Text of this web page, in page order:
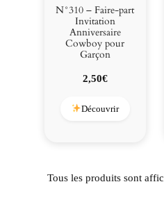
N°310 – Faire-part
Invitation
Anniversaire
Cowboy pour
Garçon
2,50€
Découvrir
Tous les produits sont